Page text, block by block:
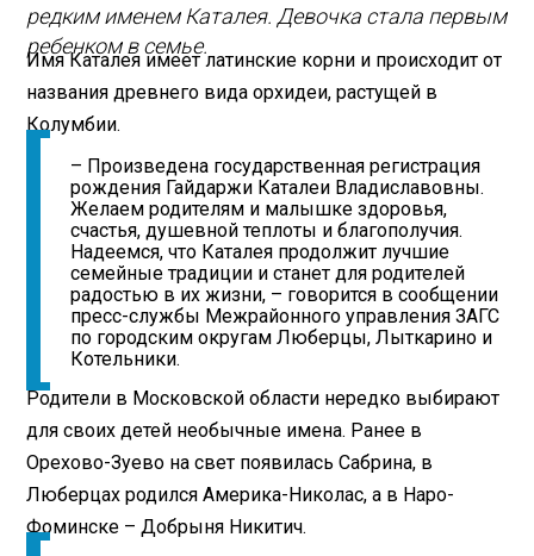
редким именем Каталея. Девочка стала первым
ребенком в семье.
Имя Каталея имеет латинские корни и происходит от
названия древнего вида орхидеи, растущей в
Колумбии.
– Произведена государственная регистрация
рождения Гайдаржи Каталеи Владиславовны.
Желаем родителям и малышке здоровья,
счастья, душевной теплоты и благополучия.
Надеемся, что Каталея продолжит лучшие
семейные традиции и станет для родителей
радостью в их жизни, – говорится в сообщении
пресс-службы Межрайонного управления ЗАГС
по городским округам Люберцы, Лыткарино и
Котельники.
Родители в Московской области нередко выбирают
для своих детей необычные имена. Ранее в
Орехово-Зуево на свет появилась Сабрина, в
Люберцах родился Америка-Николас, а в Наро-
Фоминске – Добрыня Никитич.